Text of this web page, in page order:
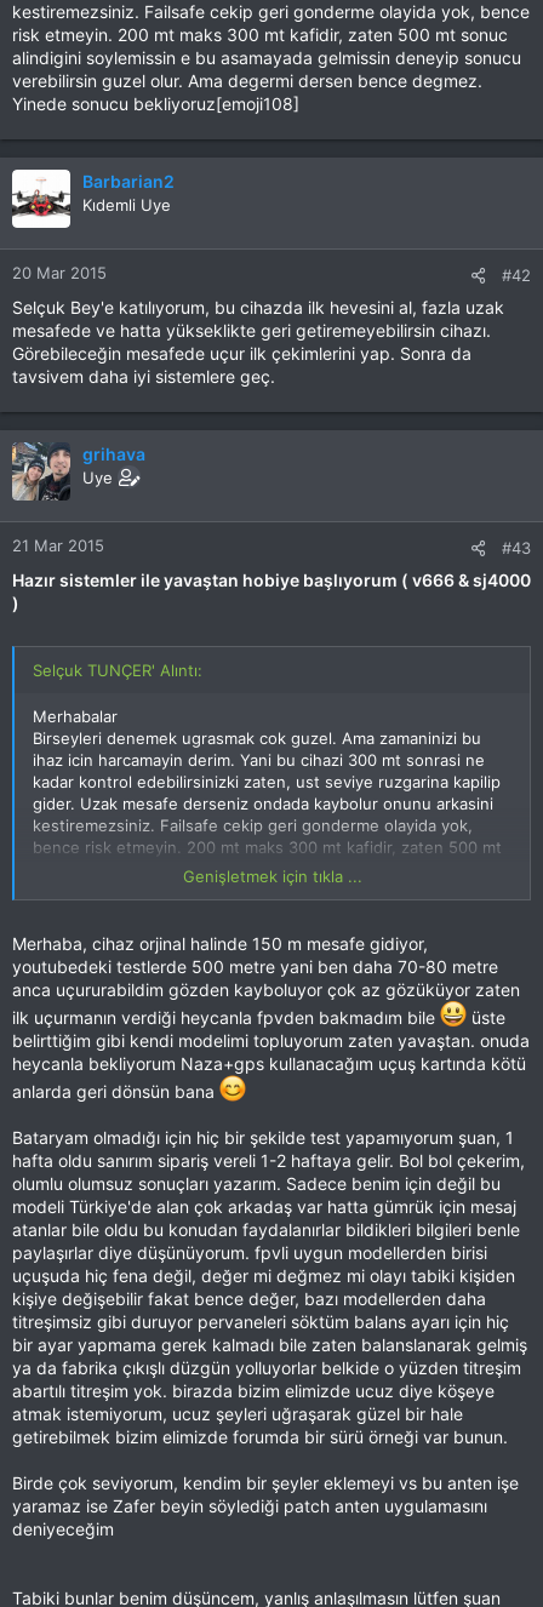
ölçtüm 2.5 cm
peki böyle küresel daha uzağa göndermek için anten varmıdır
yoksa artık bu cihazın ya da nasıl desem devrenin kalitesi ile mi
alakalı kalır
Bu LİNKİ görmek için izniniz yok. Giriş yap veya üye ol
yazdığınız konudan isimleri googlede aratarak buldum) aslında
toplayana kadar bunlada öyle oyalanıyorum işte hocam
kestiremezsiniz. Failsafe cekip geri gonderme olayida yok, bence
risk etmeyin. 200 mt maks 300 mt kafidir, zaten 500 mt sonuc
alindigini soylemissin e bu asamayada gelmissin deneyip sonucu
verebilirsin guzel olur. Ama degermi dersen bence degmez.
Yinede sonucu bekliyoruz[emoji108]
Barbarian2
Kıdemli Uye
20 Mar 2015 #42
Selçuk Bey'e katılıyorum, bu cihazda ilk hevesini al, fazla uzak
mesafede ve hatta yükseklikte geri getiremeyebilirsin cihazı.
Görebileceğin mesafede uçur ilk çekimlerini yap. Sonra da
tavsivem daha iyi sistemlere geç.
grihava
Uye
21 Mar 2015 #43
Hazır sistemler ile yavaştan hobiye başlıyorum ( v666 & sj4000
)
Selçuk TUNÇER' Alıntı:
Merhabalar
Birseyleri denemek ugrasmak cok guzel. Ama zamaninizi bu
ihaz icin harcamayin derim. Yani bu cihazi 300 mt sonrasi ne
kadar kontrol edebilirsinizki zaten, ust seviye ruzgarina kapilip
gider. Uzak mesafe derseniz ondada kaybolur onunu arkasini
kestiremezsiniz. Failsafe cekip geri gonderme olayida yok,
bence risk etmeyin. 200 mt maks 300 mt kafidir, zaten 500 mt
sonuc alindigini soylemissin e bu asamayada gelmissin deneyip
sonucu verebilirsin guzel olur. Ama degermi dersen bence
Genişletmek için tıkla ...
Merhaba, cihaz orjinal halinde 150 m mesafe gidiyor,
youtubedeki testlerde 500 metre yani ben daha 70-80 metre
anca uçururabildim gözden kayboluyor çok az gözüküyor zaten
ilk uçurmanın verdiği heycanla fpvden bakmadım bile
üste
belirttiğim gibi kendi modelimi topluyorum zaten yavaştan. onuda
heycanla bekliyorum Naza+gps kullanacağım uçuş kartında kötü
anlarda geri dönsün bana
Bataryam olmadığı için hiç bir şekilde test yapamıyorum şuan, 1
hafta oldu sanırım sipariş vereli 1-2 haftaya gelir. Bol bol çekerim,
olumlu olumsuz sonuçları yazarım. Sadece benim için değil bu
modeli Türkiye'de alan çok arkadaş var hatta gümrük için mesaj
atanlar bile oldu bu konudan faydalanırlar bildikleri bilgileri benle
paylaşırlar diye düşünüyorum. fpvli uygun modellerden birisi
uçuşuda hiç fena değil, değer mi değmez mi olayı tabiki kişiden
kişiye değişebilir fakat bence değer, bazı modellerden daha
titreşimsiz gibi duruyor pervaneleri söktüm balans ayarı için hiç
bir ayar yapmama gerek kalmadı bile zaten balanslanarak gelmiş
ya da fabrika çıkışlı düzgün yolluyorlar belkide o yüzden titreşim
abartılı titreşim yok. birazda bizim elimizde ucuz diye köşeye
atmak istemiyorum, ucuz şeyleri uğraşarak güzel bir hale
getirebilmek bizim elimizde forumda bir sürü örneği var bunun.
Birde çok seviyorum, kendim bir şeyler eklemeyi vs bu anten işe
yaramaz ise Zafer beyin söylediği patch anten uygulamasını
deniyeceğim
Tabiki bunlar benim düşüncem, yanlış anlaşılmasın lütfen şuan